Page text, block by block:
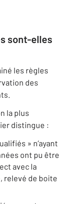
sont-elles
les règles
des
la plus
distingue :
» n’ayant
ont pu être
avec la
relevé de boite